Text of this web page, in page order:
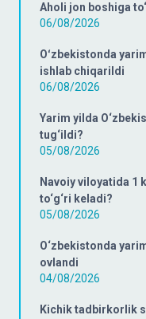
Aholi jon boshiga
06/08/2026
Oʻzbekistonda
ishlab chiqarildi
06/08/2026
Yarim yilda
tug‘ildi?
05/08/2026
Navoiy viloyatida 1
to‘g‘ri keladi?
05/08/2026
O‘zbekistonda
ovlandi
04/08/2026
Kichik tadbirkorlik